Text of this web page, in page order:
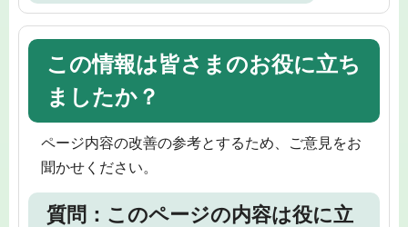
この情報は皆さまのお役に立ち
ましたか？
ページ内容の改善の参考とするため、ご意見をお
聞かせください。
質問：このページの内容は役に立